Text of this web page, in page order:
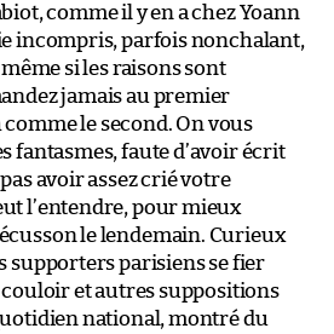
comme il y en a chez Yoann
incompris, parfois nonchalant,
si les raisons sont
jamais au premier
le second. On vous
fantasmes, faute d’avoir écrit
avoir assez crié votre
l’entendre, pour mieux
le lendemain. Curieux
supporters parisiens se fier
et autres suppositions
national, montré du